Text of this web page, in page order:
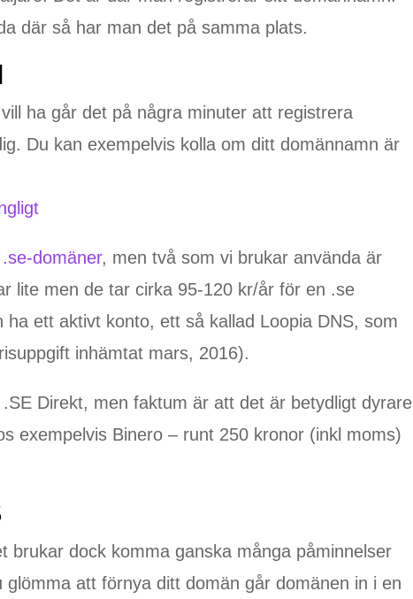
där så har man det på samma plats.
ha går det på några minuter att registrera
Du kan exempelvis kolla om ditt domännamn är
domäner, men två som vi brukar använda är
lite men de tar cirka 95-120 kr/år för en .se
ett aktivt konto, ett så kallad Loopia DNS, som
inhämtat mars, 2016).
Direkt, men faktum är att det är betydligt dyrare
exempelvis Binero – runt 250 kronor (inkl moms)
brukar dock komma ganska många påminnelser
att förnya ditt domän går domänen in i en